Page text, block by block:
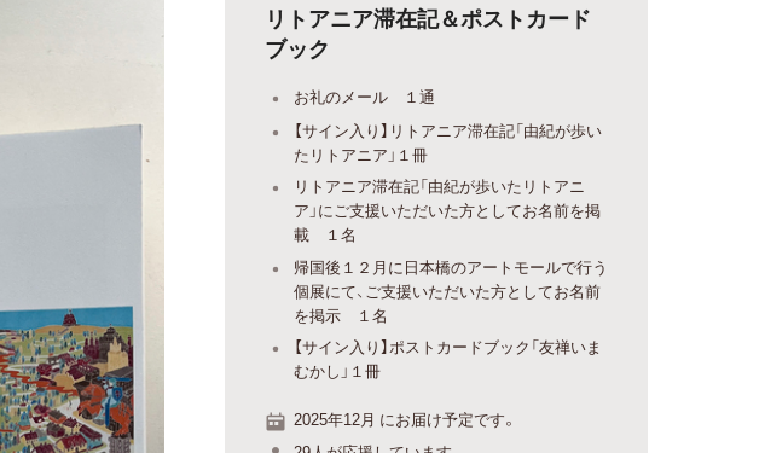
リトアニア滞在記＆ポストカード
ブック
お礼のメール １通
【サイン入り】リトアニア滞在記「由紀が歩い
たリトアニア」１冊
リトアニア滞在記「由紀が歩いたリトアニ
ア」にご支援いただいた方としてお名前を掲
載 １名
帰国後１２月に日本橋のアートモールで行う
個展にて、ご支援いただいた方としてお名前
を掲示 １名
【サイン入り】ポストカードブック「友禅いま
むかし」１冊
2025年12月 にお届け予定です。